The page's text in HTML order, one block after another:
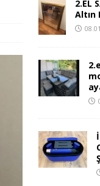
2.EL
Altın